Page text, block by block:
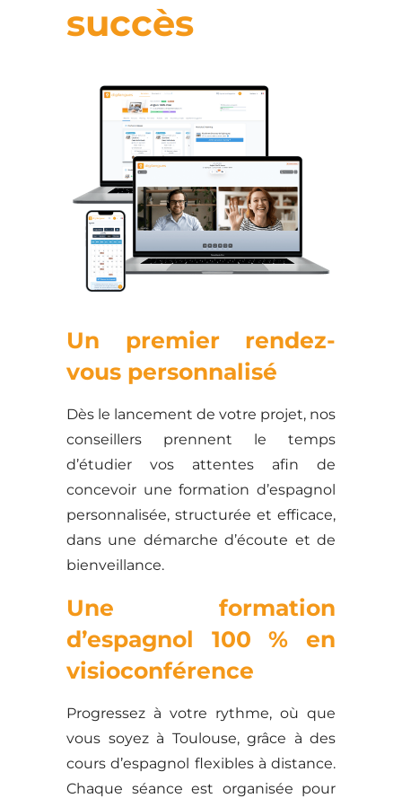
succès
Un premier rendez-
vous personnalisé
Dès le lancement de votre projet, nos
conseillers prennent le temps
d’étudier vos attentes afin de
concevoir une formation d’espagnol
personnalisée, structurée et efficace,
dans une démarche d’écoute et de
bienveillance.
Une formation
d’espagnol 100 % en
visioconférence
Progressez à votre rythme, où que
vous soyez à Toulouse, grâce à des
cours d’espagnol flexibles à distance.
Chaque séance est organisée pour